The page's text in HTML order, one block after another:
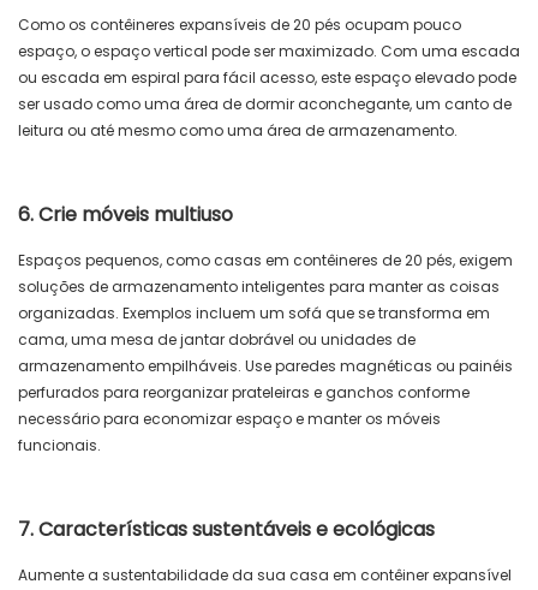
Como os contêineres expansíveis de 20 pés ocupam pouco
espaço, o espaço vertical pode ser maximizado. Com uma escada
ou escada em espiral para fácil acesso, este espaço elevado pode
ser usado como uma área de dormir aconchegante, um canto de
leitura ou até mesmo como uma área de armazenamento.
6. Crie móveis multiuso
Espaços pequenos, como casas em contêineres de 20 pés, exigem
soluções de armazenamento inteligentes para manter as coisas
organizadas. Exemplos incluem um sofá que se transforma em
cama, uma mesa de jantar dobrável ou unidades de
armazenamento empilháveis. Use paredes magnéticas ou painéis
perfurados para reorganizar prateleiras e ganchos conforme
necessário para economizar espaço e manter os móveis
funcionais.
7. Características sustentáveis ​​e ecológicas
Aumente a sustentabilidade da sua casa em contêiner expansível